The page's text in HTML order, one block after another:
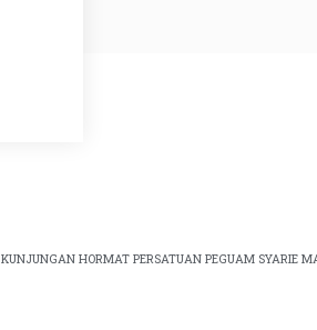
KUNJUNGAN HORMAT PERSATUAN PEGUAM SYARIE